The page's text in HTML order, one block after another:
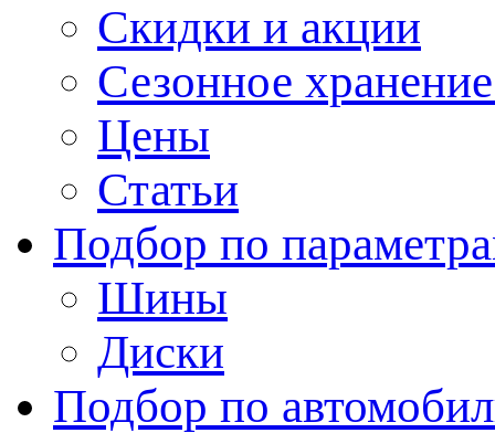
Скидки и акции
Сезонное
Цены
Статьи
Подбор по
Шины
Диски
Подбор по